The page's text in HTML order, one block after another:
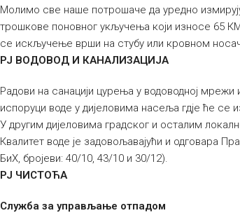
Молимо све наше потрошаче да уредно
трошкове поновног укључења који износе 65
се искључење врши на стубу или кровном
РЈ ВОДОВОД И КАНАЛИЗАЦИЈА
Радови на санацији цурења у водоводној
испоруци воде у дијеловима насеља гдје ће се
У другим дијеловима градског и осталим
Квалитет воде је задовољавајући и одговара
БиХ, бројеви: 40/10, 43/10 и 30/12).
РЈ ЧИСТОЋА
Служба за управљање отпадом